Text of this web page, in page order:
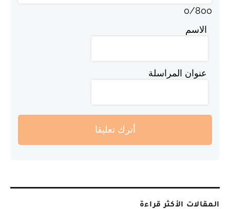
0/800
الاسم
عنوان المراسلة
أترك تعليقا
المقالات الأكثر قراءة